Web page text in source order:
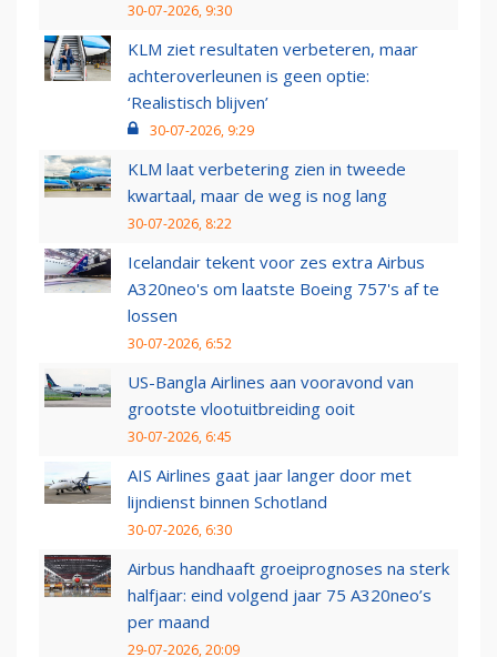
30-07-2026, 9:30
KLM ziet resultaten verbeteren, maar
achteroverleunen is geen optie:
‘Realistisch blijven’
30-07-2026, 9:29
KLM laat verbetering zien in tweede
kwartaal, maar de weg is nog lang
30-07-2026, 8:22
Icelandair tekent voor zes extra Airbus
A320neo's om laatste Boeing 757's af te
lossen
30-07-2026, 6:52
US-Bangla Airlines aan vooravond van
grootste vlootuitbreiding ooit
30-07-2026, 6:45
AIS Airlines gaat jaar langer door met
lijndienst binnen Schotland
30-07-2026, 6:30
Airbus handhaaft groeiprognoses na sterk
halfjaar: eind volgend jaar 75 A320neo’s
per maand
29-07-2026, 20:09